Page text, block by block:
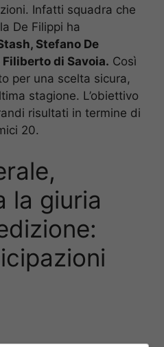
Infatti squadra che
De Filippi ha
Stefano De
Filiberto di Savoia. Così
per una scelta sicura,
stagione. L’obiettivo
risultati in termine di
20.
la giuria